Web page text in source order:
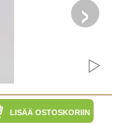
LISÄÄ OSTOSKORIIN